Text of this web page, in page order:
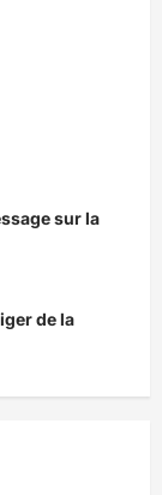
sur la
de la